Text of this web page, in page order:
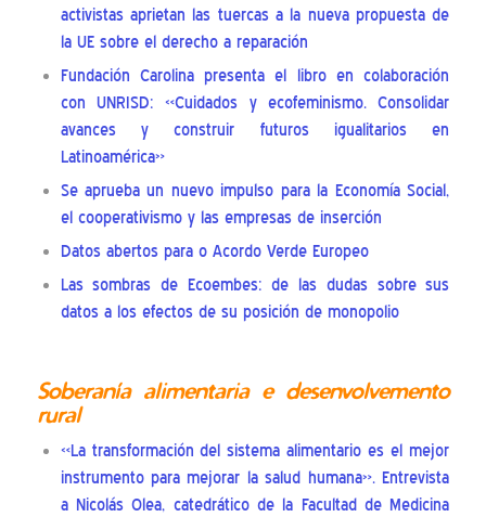
activistas aprietan las tuercas a la nueva propuesta de
la UE sobre el derecho a reparación
Fundación Carolina presenta el libro en colaboración
con UNRISD: «Cuidados y ecofeminismo. Consolidar
avances y construir futuros igualitarios en
Latinoamérica»
Se aprueba un nuevo impulso para la Economía Social,
el cooperativismo y las empresas de inserción
Datos abertos para o Acordo Verde Europeo
Las sombras de Ecoembes: de las dudas sobre sus
datos a los efectos de su posición de monopolio
Soberanía alimentaria e desenvolvemento
rural
«La transformación del sistema alimentario es el mejor
instrumento para mejorar la salud humana». Entrevista
a Nicolás Olea, catedrático de la Facultad de Medicina